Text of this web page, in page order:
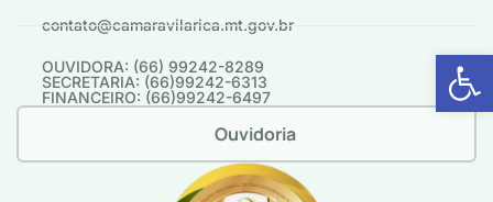
Abrir
contato@camaravilarica.mt.gov.br
OUVIDORA: (66) 99242-8289
SECRETARIA: (66)99242-6313
FINANCEIRO: (66)99242-6497
Ouvidoria